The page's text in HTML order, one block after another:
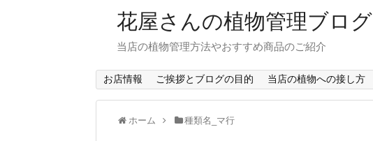
花屋さんの植物管理ブログ
当店の植物管理方法やおすすめ商品のご紹介
お店情報 ご挨拶とブログの目的 当店の植物への接し方
ホーム 種類名_マ行